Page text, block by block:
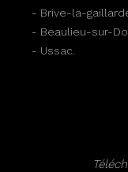
- Brive-la-
- Beaulieu-sur-
- Ussac.